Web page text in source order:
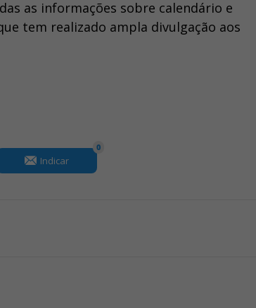
as informações sobre calendário e
tem realizado ampla divulgação aos
Indicar
0